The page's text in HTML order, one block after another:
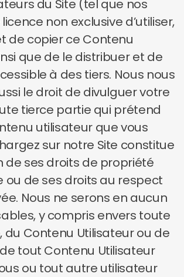
du Site (tel que nos
non exclusive d’utiliser,
de copier ce Contenu
que de le distribuer et de
à des tiers. Nous nous
le droit de divulguer votre
tierce partie qui prétend
utilisateur que vous
sur notre Site constitue
de ses droits de propriété
ou de ses droits au respect
Nous ne serons en aucun
y compris envers toute
du Contenu Utilisateur ou de
tout Contenu Utilisateur
ou tout autre utilisateur